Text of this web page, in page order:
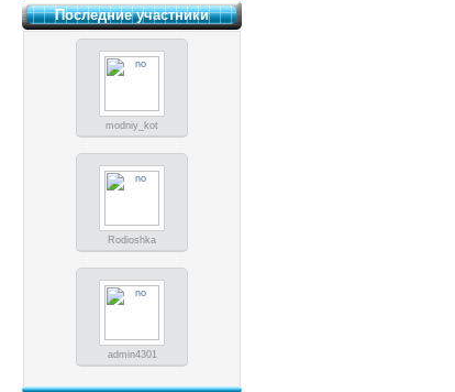
Последние участники
modniy_kot
Rodioshka
admin4301